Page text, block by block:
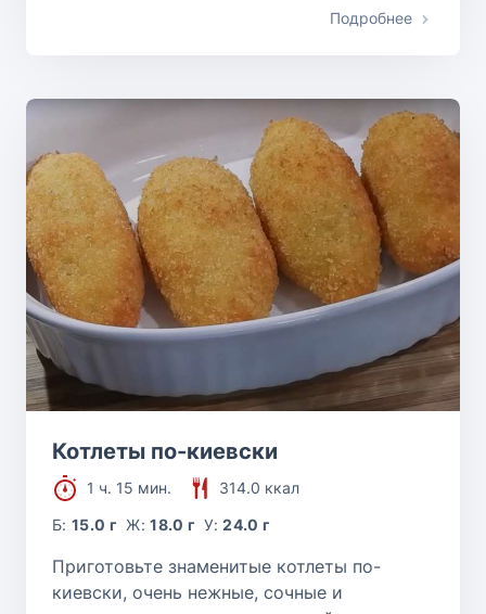
Подробнее
Котлеты по-киевски
1 ч. 15 мин.
314.0 ккал
Б:15.0 г Ж:18.0 г У:24.0 г
Приготовьте знаменитые котлеты по-
киевски, очень нежные, сочные и